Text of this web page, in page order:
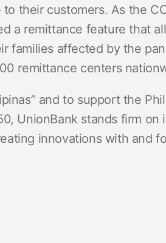
their customers. As the
a remittance feature that
families affected by the
remittance centers
and to support the
UnionBank stands firm on
innovations with and